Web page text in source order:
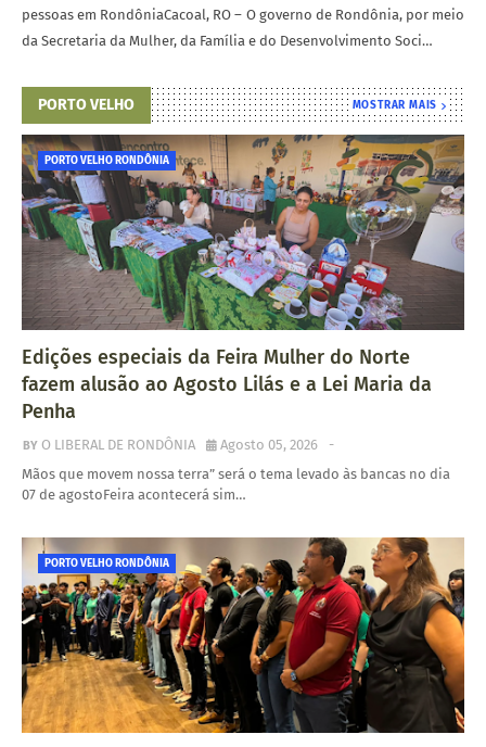
pessoas em RondôniaCacoal, RO – O governo de Rondônia, por meio
da Secretaria da Mulher, da Família e do Desenvolvimento Soci…
PORTO VELHO MOSTRAR MAIS
PORTO VELHO RONDÔNIA
Edições especiais da Feira Mulher do Norte
fazem alusão ao Agosto Lilás e a Lei Maria da
Penha
O LIBERAL DE RONDÔNIA -
Agosto 05, 2026
Mãos que movem nossa terra” será o tema levado às bancas no dia
07 de agostoFeira acontecerá sim…
PORTO VELHO RONDÔNIA